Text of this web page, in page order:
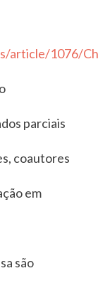
1076/
parciais
coautores
em
são